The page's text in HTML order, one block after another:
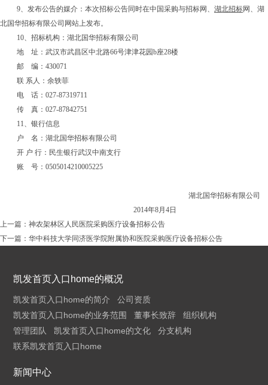
9、发布公告的媒介：本次招标公告同时在中国采购与招标网、 湖北招标网、湖
北国华招标有限公司网站上发布。
10、招标机构：湖北国华招标有限公司
地
址：武汉市武昌区中北路66号津津花园b座28楼
邮
编： 430071
联 系人：余轶菲
电
话： 027-87319711
传
真： 027-87842751
11、银行信息
户
名：湖北国华招标有限公司
开 户 行：民生银行武汉中南支行
账
号：0505014210005225
湖北国华招标有限公司
2014年8月 4日
上一篇： 神农架林区人民医院采购医疗设备招标公告
下一篇： 华中科技大学同济医学院附属协和医院采购医疗设备招标公告
凯发首页入口home的概况
凯发首页入口home的简介
公司资质
凯发首页入口home的业务范围
董事长致辞
组织机构
管理团队
凯发首页入口home的文化
分支机构
联系凯发首页入口home
新闻中心